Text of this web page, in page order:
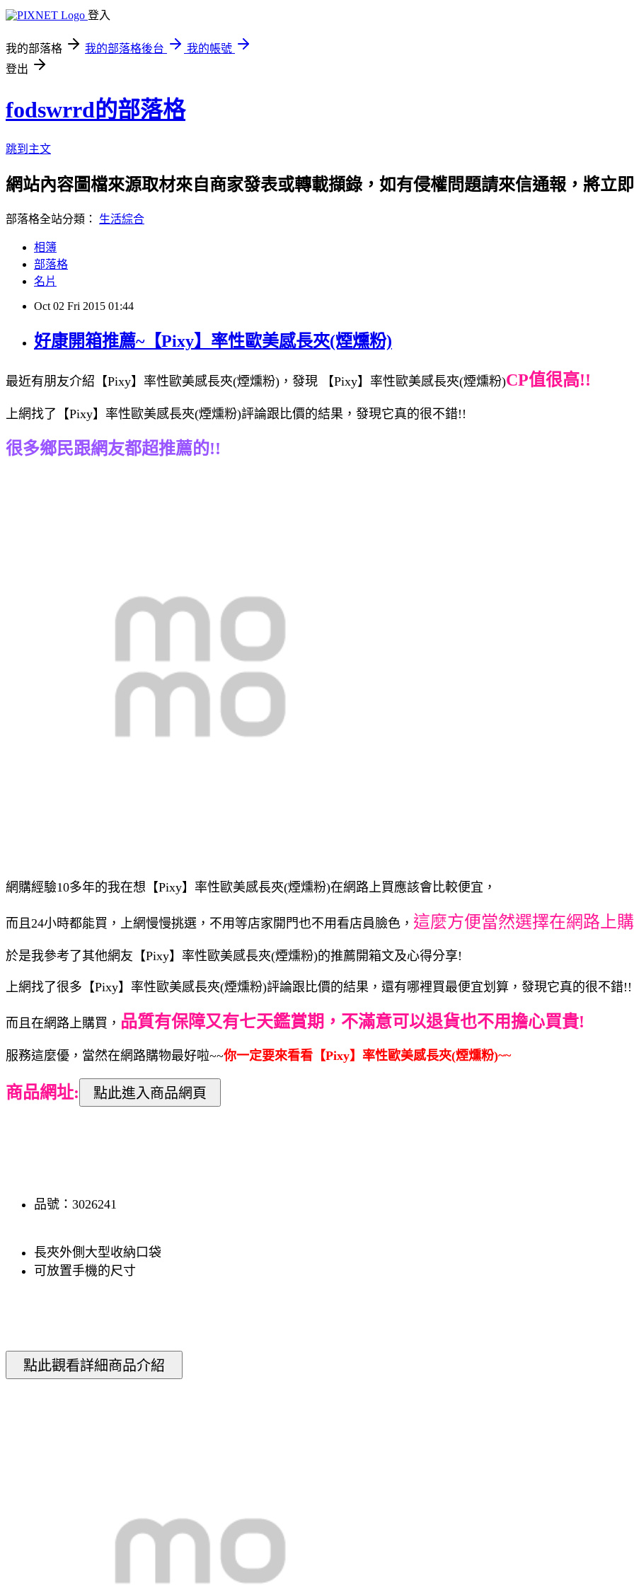
登入
我的部落格 我的部落格後台
我的帳號
登出
fodswrrd的部落格
跳到主文
網站內容圖檔來源取材來自商家發表或轉載擷錄，如有侵權問題請來信通報，將立
部落格全站分類： 生活綜合
相簿
部落格
名片
Oct 02 Fri 2015 01:44
好康開箱推薦~【Pixy】率性歐美感長夾(煙燻粉)
最近有朋友介紹【Pixy】率性歐美感長夾(煙燻粉)，發現 【Pixy】率性歐美感長夾(煙燻粉)CP值很高!!
上網找了【Pixy】率性歐美感長夾(煙燻粉)評論跟比價的結果，發現它真的很不錯!!
很多鄉民跟網友都超推薦的!!
網購經驗10多年的我在想【Pixy】率性歐美感長夾(煙燻粉)在網路上買應該會比較便宜，
而且24小時都能買，上網慢慢挑選，不用等店家開門也不用看店員臉色， 這麼方便當然選擇在網路上
於是我參考了其他網友【Pixy】率性歐美感長夾(煙燻粉)的推薦開箱文及心得分享!
上網找了很多【Pixy】率性歐美感長夾(煙燻粉)評論跟比價的結果，還有哪裡買最便宜划算，發現它真的很不錯!!
而且在網路上購買， 品質有保障又有七天鑑賞期，不滿意可以退貨也不用擔心買貴!
服務這麼優，當然在網路購物最好啦~~你一定要來看看【Pixy】率性歐美感長夾(煙燻粉)~~
商品網址:
品號：3026241
長夾外側大型收納口袋
可放置手機的尺寸